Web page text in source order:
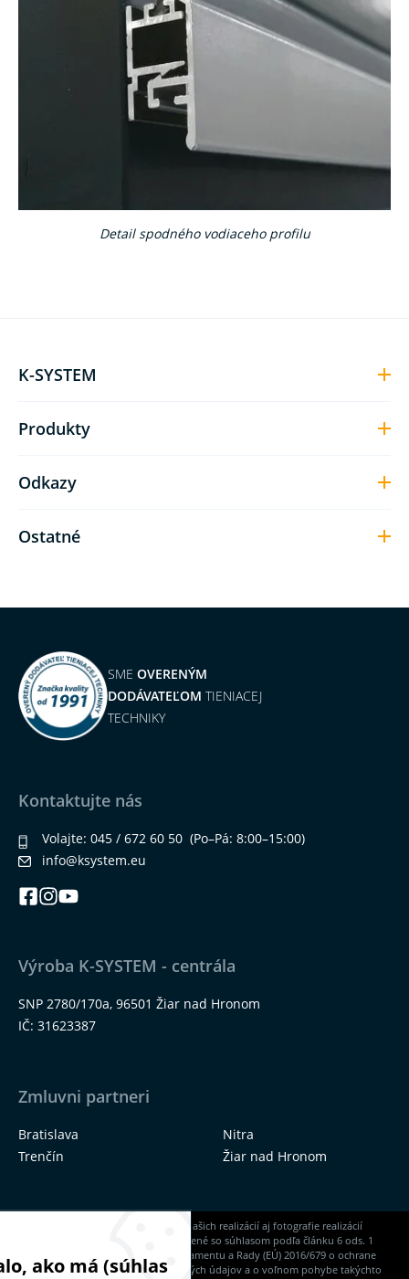
Detail spodného vodiaceho profilu
K-SYSTEM
Produkty
Odkazy
Ostatné
SME OVERENÝM
DODÁVATEĽOM TIENIACEJ
TECHNIKY
Kontaktujte nás
Volajte: 045 / 672 60 50 (Po–Pá: 8:00–15:00)
info@ksystem.eu
Výroba K-SYSTEM - centrála
SNP 2780/170a, 96501 Žiar nad Hronom
IČ: 31623387
Zmluvni partneri
Bratislava
Nitra
Trenčín
Žiar nad Hronom
Na našich stránkach nájdete okrem našich realizácií aj fotografie realizácií
našich dodávateľov, ktoré sú zverejnené so súhlasom podľa článku 6 ods. 1
písm. a) Nariadenia Európskeho parlamentu a Rady (EÚ) 2016/679 o ochrane
fyzických osôb pri spracúvaní osobných údajov a o voľnom pohybe takýchto
ako má (súhlas